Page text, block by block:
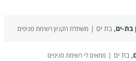
בת-ים,בת ים | משתלת הקניון רשימת סניפים
,בת ים | מתאים לי רשימת סניפים